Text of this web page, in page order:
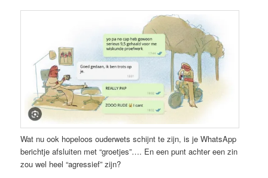
Wat nu ook hopeloos ouderwets schijnt te zijn, is je WhatsApp
berichtje afsluiten met “groetjes”…. En een punt achter een zin
zou wel heel “agressief” zijn?